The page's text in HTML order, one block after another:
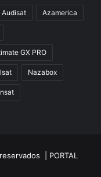
Audisat Azamerica
GX PRO
Nazabox
| PORTAL